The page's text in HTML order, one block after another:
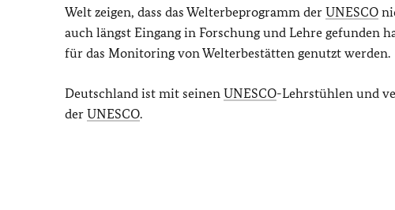
Welt zeigen, dass das Welterbeprogramm der UNESCO
auch längst Eingang in Forschung und Lehre gefunden
für das Monitoring von Welterbestätten genutzt werden.
Deutschland ist mit seinen UNESCO-Lehrstühlen und
der UNESCO.